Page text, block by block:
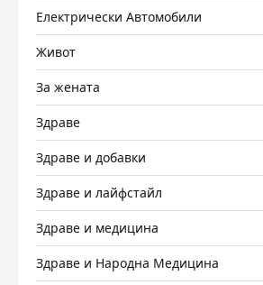
Електрически Автомобили
Живот
За жената
Здраве
Здраве и добавки
Здраве и лайфстайл
Здраве и медицина
Здраве и Народна Медицина